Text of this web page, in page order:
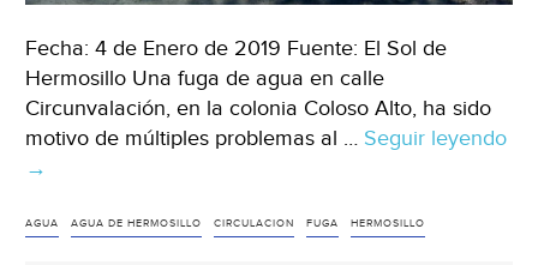
Fecha: 4 de Enero de 2019 Fuente: El Sol de
Hermosillo Una fuga de agua en calle
Circunvalación, en la colonia Coloso Alto, ha sido
motivo de múltiples problemas al … Seguir leyendo
Fuga
agua
→
AGUA AGUA DE HERMOSILLO CIRCULACION FUGA HERMOSILLO